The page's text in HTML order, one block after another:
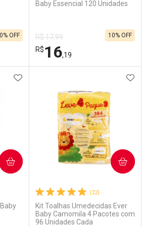
Comprar sem Desconto
Por R$ 33,19/cada
Comprar sem Desconto
Por R$ 33,19/cada
OFF
Baby Essencial 120 Unidades
R$ 17,99
R$16,19
10% OFF
Laboratório
Por Menos
ADICIONAR AOS FAVORITOS
(22)
Kit Toalhas Umedecidas Ever
Baby Camomila 4 Pacotes com
96 Unidades Cada
COMPRAR